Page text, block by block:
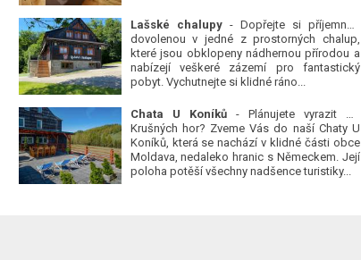
Lašské chalupy- Dopřejte si příjemnou
dovolenou v jedné z prostorných chalup,
které jsou obklopeny nádhernou přírodou a
nabízejí veškeré zázemí pro fantastický
pobyt. Vychutnejte si klidné ráno...
Chata U Koníků- Plánujete vyrazit do
Krušných hor? Zveme Vás do naší Chaty U
Koníků, která se nachází v klidné části obce
Moldava, nedaleko hranic s Německem. Její
poloha potěší všechny nadšence turistiky...